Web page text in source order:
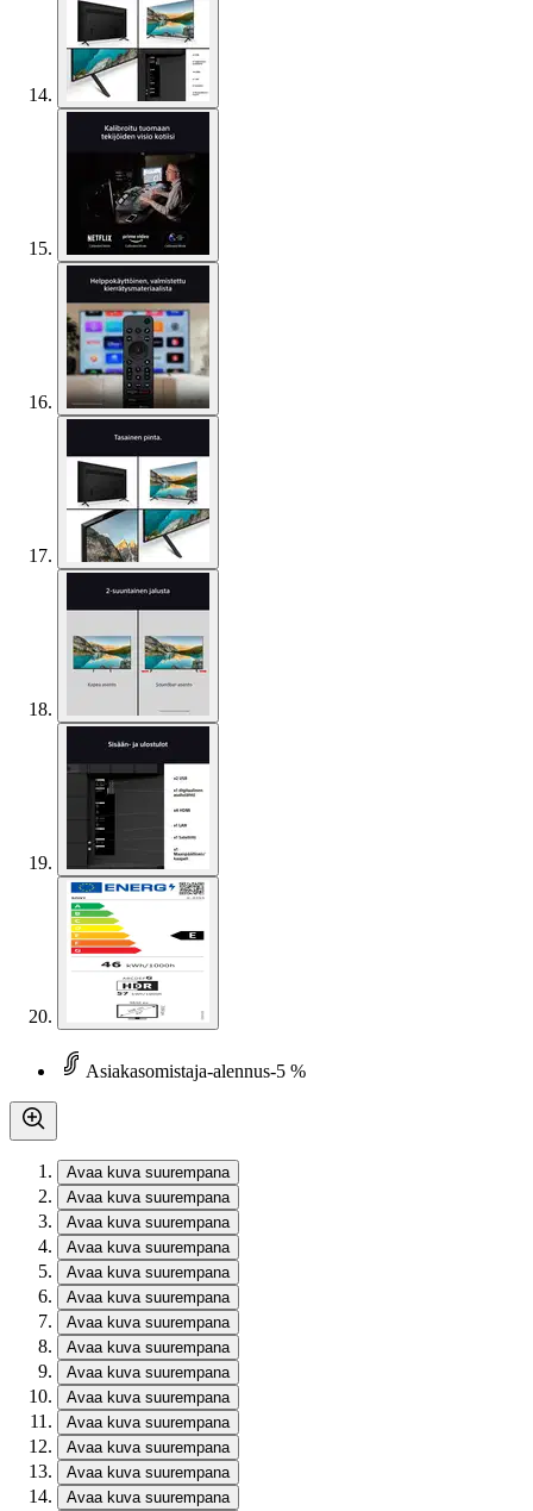
Asiakasomistaja-alennus-5 %
Avaa kuva suurempana
Avaa kuva suurempana
Avaa kuva suurempana
Avaa kuva suurempana
Avaa kuva suurempana
Avaa kuva suurempana
Avaa kuva suurempana
Avaa kuva suurempana
Avaa kuva suurempana
Avaa kuva suurempana
Avaa kuva suurempana
Avaa kuva suurempana
Avaa kuva suurempana
Avaa kuva suurempana